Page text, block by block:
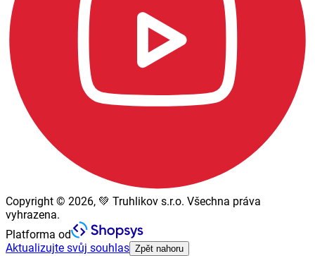
Copyright © 2026, 💚 Truhlikov s.r.o. Všechna práva
vyhrazena.
Platforma od
Aktualizujte svůj souhlas Zpět nahoru